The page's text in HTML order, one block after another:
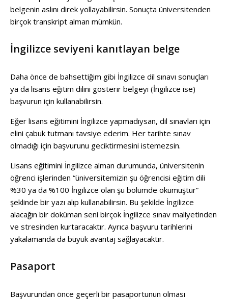
belgenin aslını direk yollayabilirsin. Sonuçta üniversitenden
birçok transkript alman mümkün.
İngilizce seviyeni kanıtlayan belge
Daha önce de bahsettiğim gibi İngilizce dil sınavı sonuçları
ya da lisans eğitim dilini gösterir belgeyi (İngilizce ise)
başvurun için kullanabilirsin.
Eğer lisans eğitimini İngilizce yapmadıysan, dil sınavları için
elini çabuk tutmanı tavsiye ederim. Her tarihte sınav
olmadığı için başvurunu geciktirmesini istemezsin.
Lisans eğitimini İngilizce alman durumunda, üniversitenin
öğrenci işlerinden “üniversitemizin şu öğrencisi eğitim dili
%30 ya da %100 İngilizce olan şu bölümde okumuştur”
şeklinde bir yazı alıp kullanabilirsin. Bu şekilde İngilizce
alacağın bir doküman seni birçok İngilizce sınav maliyetinden
ve stresinden kurtaracaktır. Ayrıca başvuru tarihlerini
yakalamanda da büyük avantaj sağlayacaktır.
Pasaport
Başvurundan önce geçerli bir pasaportunun olması